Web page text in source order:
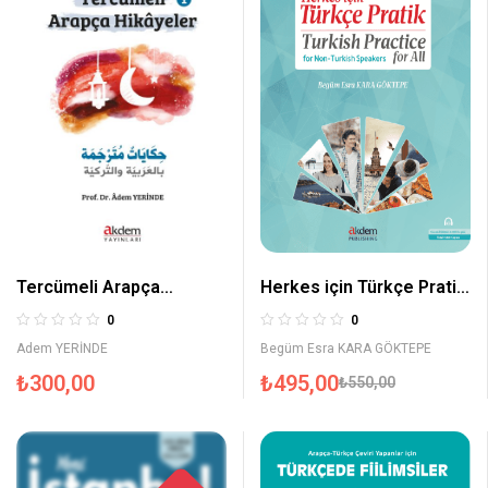
Tercümeli Arapça
Hikayeler 1 0
Adem YERİNDE
₺300,00
Herkes için Türkçe Pratik
– Turkish Practice for All
0
Begüm Esra KARA GÖKTEPE
₺550,00
₺495,00